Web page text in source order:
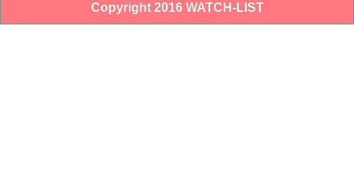
Copyright 2016 WATCH-LIST